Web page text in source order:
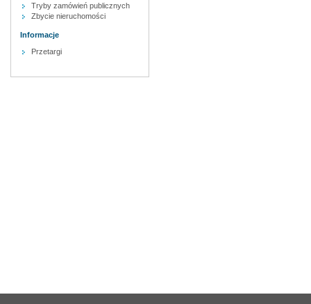
Tryby zamówień publicznych
Zbycie nieruchomości
Informacje
Przetargi